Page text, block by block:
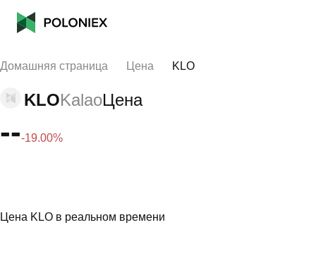
Домашняя страница Цена KLO
KLOKalaoЦена
---19.00%
Цена KLO в реальном времени